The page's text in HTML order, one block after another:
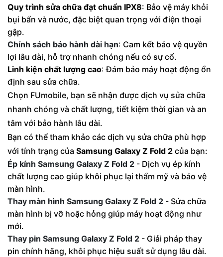
Quy trình sửa chữa đạt chuẩn IPX8: Bảo vệ máy khỏi
bụi bẩn và nước, đặc biệt quan trọng với điện thoại
gập.
Chính sách bảo hành dài hạn: Cam kết bảo vệ quyền
lợi lâu dài, hỗ trợ nhanh chóng nếu có sự cố.
Linh kiện chất lượng cao: Đảm bảo máy hoạt động ổn
định sau sửa chữa.
Chọn FUmobile, bạn sẽ nhận được dịch vụ sửa chữa
nhanh chóng và chất lượng, tiết kiệm thời gian và an
tâm với bảo hành lâu dài.
Bạn có thể tham khảo các dịch vụ sửa chữa phù hợp
với tính trạng của Samsung Galaxy Z Fold 2 của bạn:
Ép kính Samsung Galaxy Z Fold 2 - Dịch vụ ép kính
chất lượng cao giúp khôi phục lại thẩm mỹ và bảo vệ
màn hình.
Thay màn hình Samsung Galaxy Z Fold 2 - Sửa chữa
màn hình bị vỡ hoặc hỏng giúp máy hoạt động như
mới.
Thay pin Samsung Galaxy Z Fold 2 - Giải pháp thay
pin chính hãng, khôi phục hiệu suất sử dụng lâu dài.